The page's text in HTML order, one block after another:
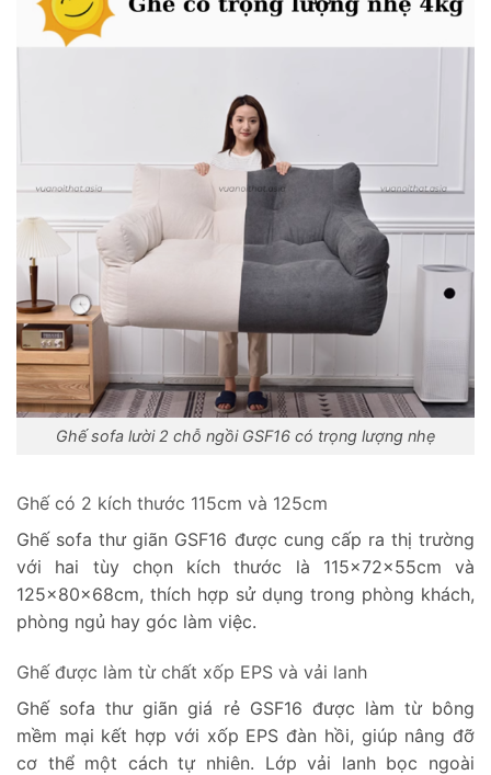
Ghế sofa lười 2 chỗ ngồi GSF16 có trọng lượng nhẹ
Ghế có 2 kích thước 115cm và 125cm
Ghế sofa thư giãn GSF16 được cung cấp ra thị trường
với hai tùy chọn kích thước là 115x72x55cm và
125x80x68cm, thích hợp sử dụng trong phòng khách,
phòng ngủ hay góc làm việc.
Ghế được làm từ chất xốp EPS và vải lanh
Ghế sofa thư giãn giá rẻ GSF16 được làm từ bông
mềm mại kết hợp với xốp EPS đàn hồi, giúp nâng đỡ
cơ thể một cách tự nhiên. Lớp vải lanh bọc ngoài